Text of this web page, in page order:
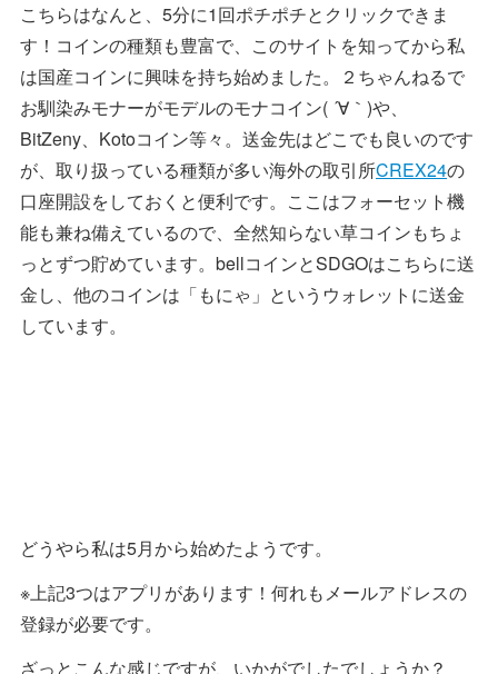
こちらはなんと、5分に1回ポチポチとクリックできま
す！コインの種類も豊富で、このサイトを知ってから私
は国産コインに興味を持ち始めました。２ちゃんねるで
お馴染みモナーがモデルのモナコイン( ´∀｀)や、
BitZeny、Kotoコイン等々。送金先はどこでも良いのです
が、取り扱っている種類が多い海外の取引所CREX24の
口座開設をしておくと便利です。ここはフォーセット機
能も兼ね備えているので、全然知らない草コインもちょ
っとずつ貯めています。bellコインとSDGOはこちらに送
金し、他のコインは「もにゃ」というウォレットに送金
しています。
どうやら私は5月から始めたようです。
※上記3つはアプリがあります！何れもメールアドレスの
登録が必要です。
ざっとこんな感じですが、いかがでしたでしょうか？